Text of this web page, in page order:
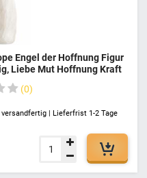
Engel der Hoffnung Figur
Liebe Mut Hoffnung Kraft
0
| Lieferfrist 1-2 Tage